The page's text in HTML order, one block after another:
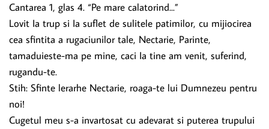
Cantarea 1, glas 4. “Pe mare calatorind...”
Lovit Ia trup si Ia suflet de sulitele patimilor, cu mijiocirea
cea sfintita a rugaciunilor tale, Nectarie, Parinte,
tamaduieste-ma pe mine, caci Ia tine am venit, suferind,
rugandu-te.
Stih: Sfinte lerarhe Nectarie, roaga-te lui Dumnezeu pentru
noi!
Cugetul meu s-a invartosat cu adevarat si puterea trupului